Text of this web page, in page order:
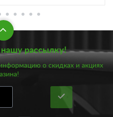
рассылку!
о скидках и акциях